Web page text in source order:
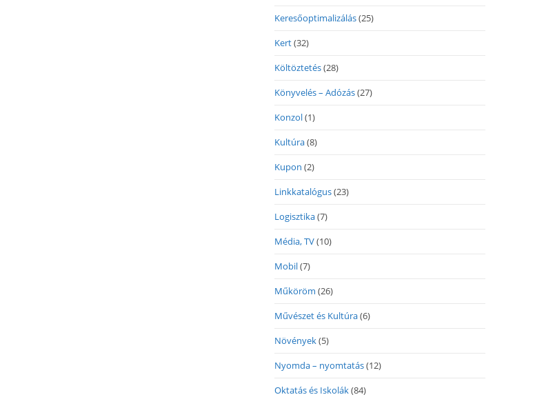
Keresőoptimalizálás(25)
Kert(32)
Költöztetés(28)
Könyvelés – Adózás(27)
Konzol(1)
Kultúra(8)
Kupon (2)
Linkkatalógus(23)
Logisztika(7)
Média, TV(10)
Mobil(7)
Műköröm (26)
Művészet és Kultúra(6)
Növények(5)
Nyomda – nyomtatás(12)
Oktatás és Iskolák(84)